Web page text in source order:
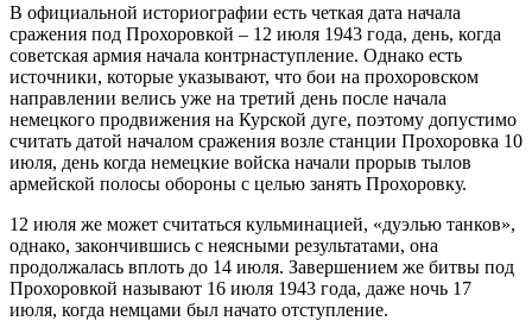
В официальной историографии есть четкая дата начала
сражения под Прохоровкой – 12 июля 1943 года, день, когда
советская армия начала контрнаступление. Однако есть
источники, которые указывают, что бои на прохоровском
направлении велись уже на третий день после начала
немецкого продвижения на Курской дуге, поэтому допустимо
считать датой началом сражения возле станции Прохоровка 10
июля, день когда немецкие войска начали прорыв тылов
армейской полосы обороны с целью занять Прохоровку.
12 июля же может считаться кульминацией, «дуэлью танков»,
однако, закончившись с неясными результатами, она
продолжалась вплоть до 14 июля. Завершением же битвы под
Прохоровкой называют 16 июля 1943 года, даже ночь 17
июля, когда немцами был начато отступление.